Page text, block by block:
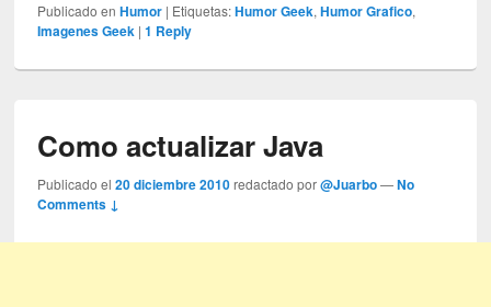
Publicado en Humor | Etiquetas: Humor Geek,Humor Grafico,
Imagenes Geek |1 Reply
Como actualizar Java
Publicado el20 diciembre 2010 redactado por@Juarbo —No
Comments ↓